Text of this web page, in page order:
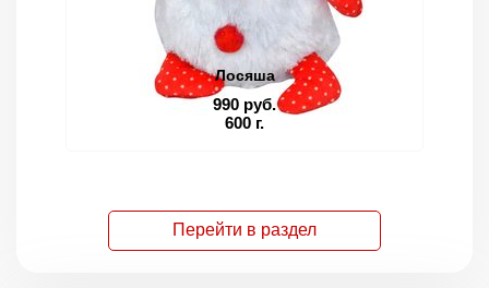
Лосяша
990 руб.
600 г.
Перейти в раздел